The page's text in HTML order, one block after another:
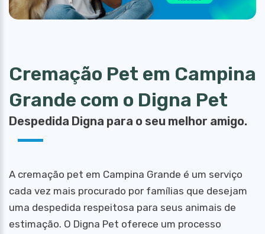
Cremação Pet em Campina
Grande com o Digna Pet
Despedida Digna para o seu melhor amigo.
A cremação pet em Campina Grande é um serviço
cada vez mais procurado por famílias que desejam
uma despedida respeitosa para seus animais de
estimação. O Digna Pet oferece um processo